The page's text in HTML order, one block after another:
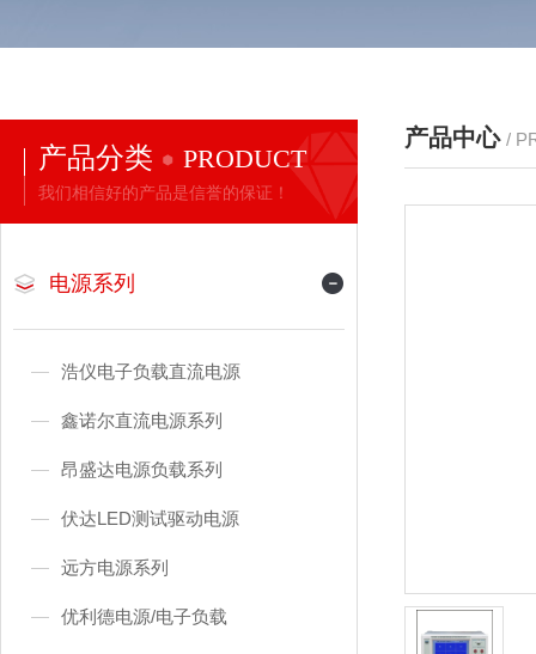
产品分类 PRODUCT
我们相信好的产品是信誉的保证！
电源系列
浩仪电子负载直流电源
鑫诺尔直流电源系列
昂盛达电源负载系列
伏达LED测试驱动电源
远方电源系列
优利德电源/电子负载
产品中心 /